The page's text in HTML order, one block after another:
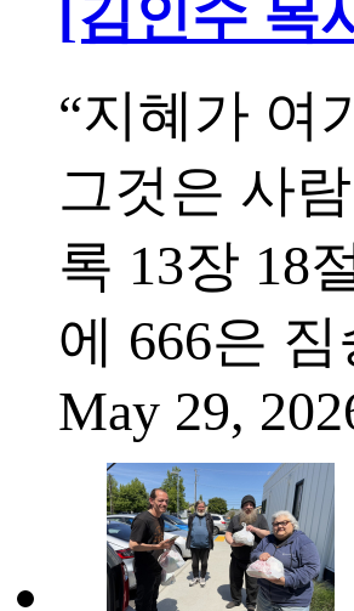
[김인수 목
“지혜가 여
그것은 사
록 13장 18
에 666은
May 29,